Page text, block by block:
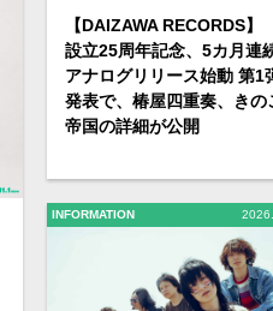
【DAIZAWA RECORDS】
設立25周年記念、5カ月連
アナログリリース始動 第1
発表で、椿屋四重奏、きの
帝国の詳細が公開
INFORMATION